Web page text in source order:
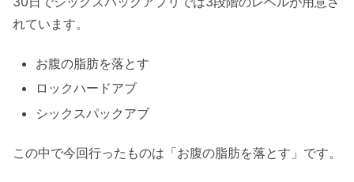
れています。
お腹の脂肪を落とす
ロックハードアブ
シックスパックアブ
この中で今回行ったものは「お腹の脂肪を落とす」です。